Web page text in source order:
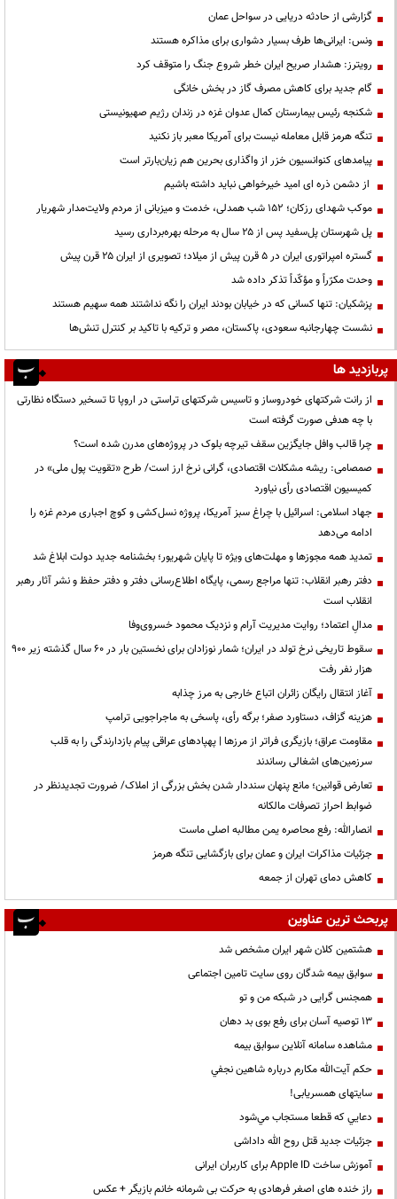
گزارشی از حادثه دریایی در سواحل عمان
ونس: ایرانی‌ها طرف بسیار دشواری برای مذاکره هستند
رویترز: هشدار صریح ایران خطر شروع جنگ را متوقف کرد
گام جدید برای کاهش مصرف گاز در بخش خانگی
شکنجه رئیس بیمارستان کمال عدوان غزه در زندان رژیم صهیونیستی
تنگه هرمز قابل معامله نیست برای آمریکا معبر باز نکنید
پیامدهای کنوانسیون خزر از واگذاری بحرین هم زیان‌بارتر است
از دشمن ذره ای امید خیرخواهی نباید داشته باشیم
موکب شهدای رزکان؛ ۱۵۲ شب همدلی، خدمت و میزبانی از مردم ولایت‌مدار شهریار
پل شهرستان پل‌سفید پس از ۲۵ سال به مرحله بهره‌برداری رسید
گستره امپراتوری ایران در ۵ قرن پیش از میلاد؛ تصویری از ایران ۲۵ قرن پیش
وحدت مکرّراً و مؤکّداً تذکر داده شد
پزشکیان: تنها کسانی که در خیابان بودند ایران را نگه نداشتند همه سهیم هستند
نشست چهارجانبه سعودی، پاکستان، مصر و ترکیه با تاکید بر کنترل تنش‌ها
پربازدید ها
از رانت‌ شرکتهای خودروساز و تاسیس شرکتهای تراستی در اروپا تا تسخیر دستگاه نظارتی
با چه هدفی صورت گرفته است
چرا قالب وافل جایگزین سقف تیرچه بلوک در پروژه‌های مدرن شده است؟
صمصامی: ریشه مشکلات اقتصادی، گرانی نرخ ارز است/ طرح «تقویت پول ملی» در
کمیسیون اقتصادی رأی نیاورد
جهاد اسلامی: اسرائیل با چراغ سبز آمریکا، پروژه نسل‌کشی و کوچ اجباری مردم غزه را
ادامه می‌دهد
تمدید همه مجوزها و مهلت‌های ویژه تا پایان شهریور؛ بخشنامه جدید دولت ابلاغ شد
دفتر رهبر انقلاب: تنها مراجع رسمی، پایگاه اطلاع‌رسانی دفتر و دفتر حفظ و نشر آثار رهبر
انقلاب است
مدالِ اعتماد؛ روایت مدیریت آرام و نزدیک محمود خسروی‌وفا
سقوط تاریخی نرخ تولد در ایران؛ شمار نوزادان برای نخستین بار در ۶۰ سال گذشته زیر ۹۰۰
هزار نفر رفت
آغاز انتقال رایگان زائران اتباع خارجی به مرز چذابه
هزینه گزاف، دستاورد صفر؛ برگه رأی، پاسخی به ماجراجویی ترامپ
مقاومت عراق؛ بازیگری فراتر از مرزها | پهپادهای عراقی پیام بازدارندگی را به قلب
سرزمین‌های اشغالی رساندند
تعارض قوانین؛ مانع پنهان سنددار شدن بخش بزرگی از املاک/ ضرورت تجدیدنظر در
ضوابط احراز تصرفات مالکانه
انصارالله: رفع محاصره یمن مطالبه اصلی ماست
جزئیات مذاکرات ایران و عمان برای بازگشایی تنگه هرمز
کاهش دمای تهران از جمعه
پربحث ترین عناوین
هشتمین کلان شهر ایران مشخص شد
سوابق بیمه شدگان روی سایت تامین اجتماعی
همجنس گرایی در شبکه من و تو
13 توصیه آسان برای رفع بوی بد دهان
مشاهده سامانه آنلاين سوابق بیمه
حكم آيت‌الله مكارم درباره شاهين نجفي
سایتهای همسریابی!
دعايي كه قطعا مستجاب مي‌شود
جزئیات جدید قتل روح الله داداشی
آموزش ساخت Apple ID برای کاربران ایرانی
راز خنده های اصغر فرهادی به حرکت بی شرمانه خانم بازیگر + عکس